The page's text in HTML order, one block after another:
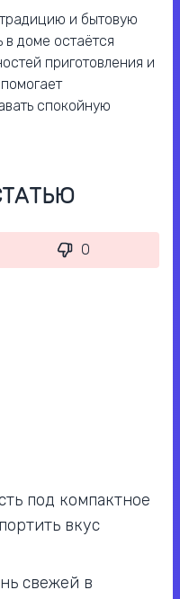
и бытовую
в доме остаётся
приготовления и
спокойную
0
под компактное
вкус
свежей в